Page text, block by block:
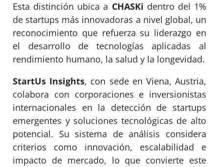
Esta distinción ubica a CHASKi dentro del 1%
de startups más innovadoras a nivel global, un
reconocimiento que refuerza su liderazgo en
el desarrollo de tecnologías aplicadas al
rendimiento humano, la salud y la longevidad.
StartUs Insights, con sede en Viena, Austria,
colabora con corporaciones e inversionistas
internacionales en la detección de startups
emergentes y soluciones tecnológicas de alto
potencial. Su sistema de análisis considera
criterios como innovación, escalabilidad e
impacto de mercado, lo que convierte este